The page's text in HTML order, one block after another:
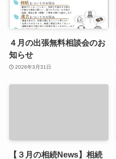
４月の出張無料相談会のお
知らせ
2026年3月31日
【３月の相続News】相続